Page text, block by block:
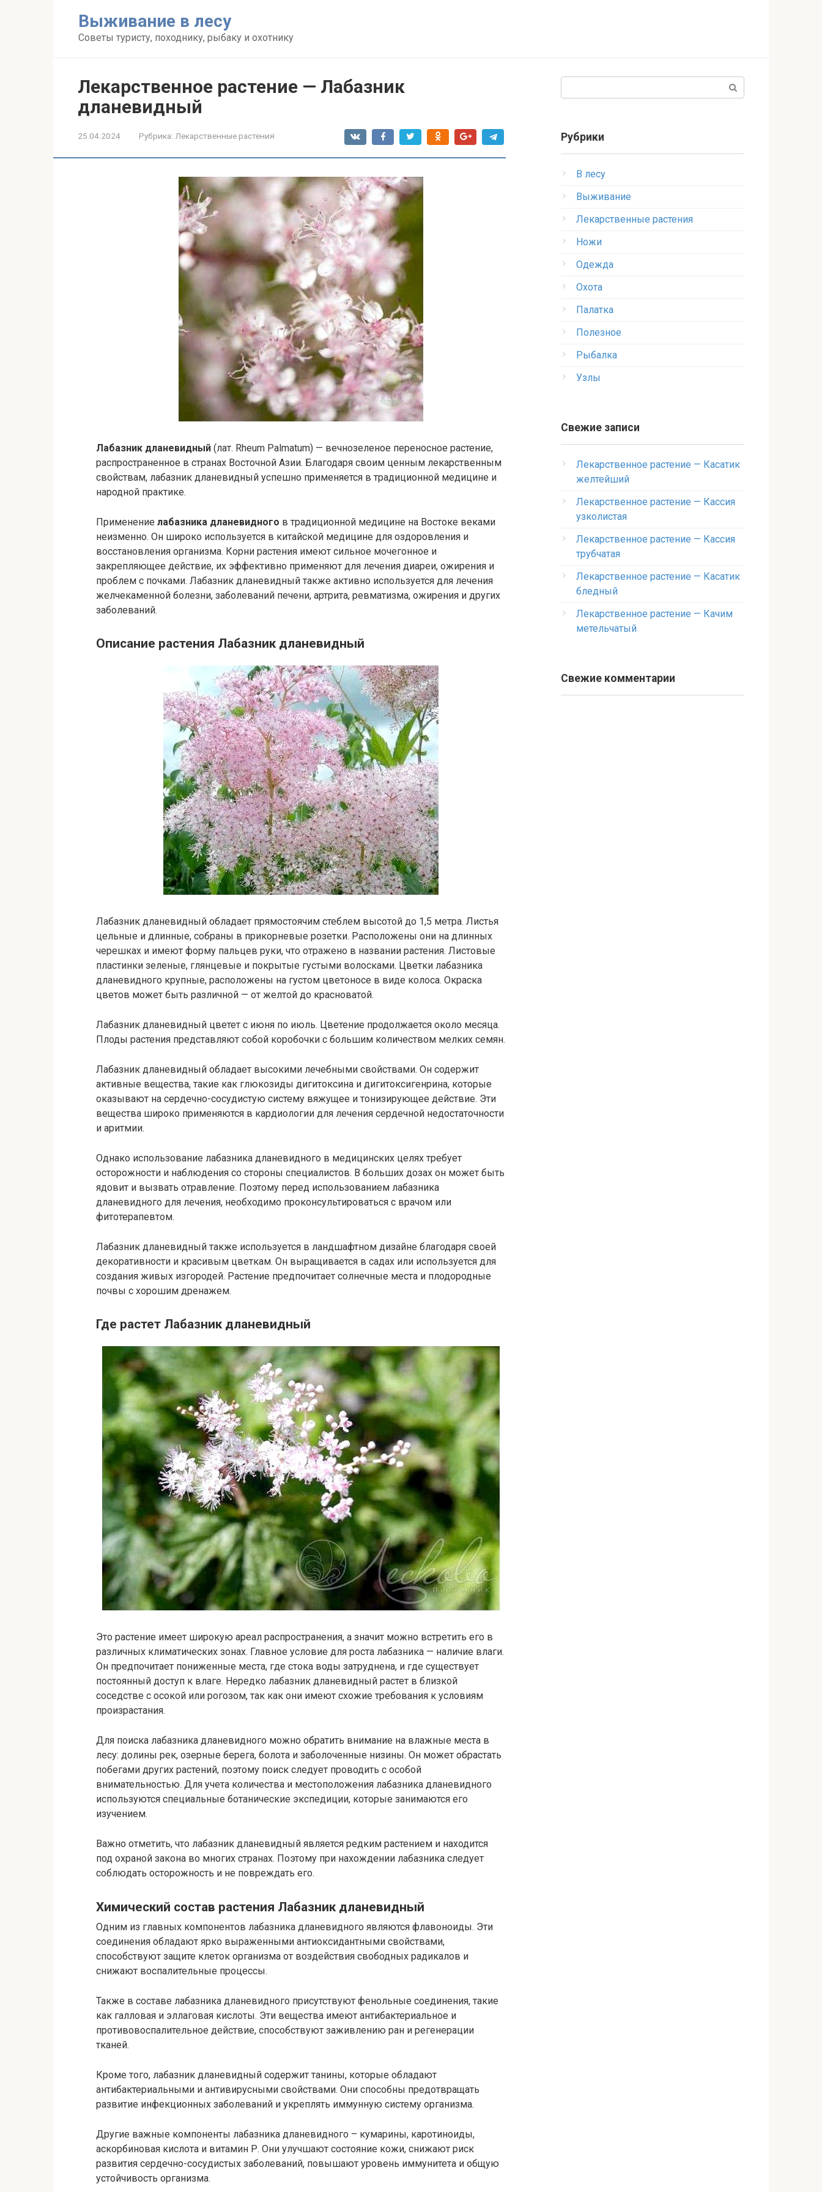
Выживание в лесу
Советы туристу, походнику, рыбаку и охотнику
Лекарственное растение — Лабазник
дланевидный
25.04.2024 Рубрика: Лекарственные растения
Лабазник дланевидный (лат. Rheum Palmatum) — вечнозеленое переносное растение,
распространенное в странах Восточной Азии. Благодаря своим ценным лекарственным
свойствам, лабазник дланевидный успешно применяется в традиционной медицине и
народной практике.
Применение лабазника дланевидного в традиционной медицине на Востоке веками
неизменно. Он широко используется в китайской медицине для оздоровления и
восстановления организма. Корни растения имеют сильное мочегонное и
закрепляющее действие, их эффективно применяют для лечения диареи, ожирения и
проблем с почками. Лабазник дланевидный также активно используется для лечения
желчекаменной болезни, заболеваний печени, артрита, ревматизма, ожирения и других
заболеваний.
Описание растения Лабазник дланевидный
Лабазник дланевидный обладает прямостоячим стеблем высотой до 1,5 метра. Листья
цельные и длинные, собраны в прикорневые розетки. Расположены они на длинных
черешках и имеют форму пальцев руки, что отражено в названии растения. Листовые
пластинки зеленые, глянцевые и покрытые густыми волосками. Цветки лабазника
дланевидного крупные, расположены на густом цветоносе в виде колоса. Окраска
цветов может быть различной — от желтой до красноватой.
Лабазник дланевидный цветет с июня по июль. Цветение продолжается около месяца.
Плоды растения представляют собой коробочки с большим количеством мелких семян.
Лабазник дланевидный обладает высокими лечебными свойствами. Он содержит
активные вещества, такие как глюкозиды дигитоксина и дигитоксигенрина, которые
оказывают на сердечно-сосудистую систему вяжущее и тонизирующее действие. Эти
вещества широко применяются в кардиологии для лечения сердечной недостаточности
и аритмии.
Однако использование лабазника дланевидного в медицинских целях требует
осторожности и наблюдения со стороны специалистов. В больших дозах он может быть
ядовит и вызвать отравление. Поэтому перед использованием лабазника
дланевидного для лечения, необходимо проконсультироваться с врачом или
фитотерапевтом.
Лабазник дланевидный также используется в ландшафтном дизайне благодаря своей
декоративности и красивым цветкам. Он выращивается в садах или используется для
создания живых изгородей. Растение предпочитает солнечные места и плодородные
почвы с хорошим дренажем.
Где растет Лабазник дланевидный
Это растение имеет широкую ареал распространения, а значит можно встретить его в
различных климатических зонах. Главное условие для роста лабазника — наличие влаги.
Он предпочитает пониженные места, где стока воды затруднена, и где существует
постоянный доступ к влаге. Нередко лабазник дланевидный растет в близкой
соседстве с осокой или рогозом, так как они имеют схожие требования к условиям
произрастания.
Для поиска лабазника дланевидного можно обратить внимание на влажные места в
лесу: долины рек, озерные берега, болота и заболоченные низины. Он может обрастать
побегами других растений, поэтому поиск следует проводить с особой
внимательностью. Для учета количества и местоположения лабазника дланевидного
используются специальные ботанические экспедиции, которые занимаются его
изучением.
Важно отметить, что лабазник дланевидный является редким растением и находится
под охраной закона во многих странах. Поэтому при нахождении лабазника следует
соблюдать осторожность и не повреждать его.
Химический состав растения Лабазник дланевидный
Одним из главных компонентов лабазника дланевидного являются флавоноиды. Эти
соединения обладают ярко выраженными антиоксидантными свойствами,
способствуют защите клеток организма от воздействия свободных радикалов и
снижают воспалительные процессы.
Также в составе лабазника дланевидного присутствуют фенольные соединения, такие
как галловая и эллаговая кислоты. Эти вещества имеют антибактериальное и
противовоспалительное действие, способствуют заживлению ран и регенерации
тканей.
Кроме того, лабазник дланевидный содержит танины, которые обладают
антибактериальными и антивирусными свойствами. Они способны предотвращать
развитие инфекционных заболеваний и укреплять иммунную систему организма.
Другие важные компоненты лабазника дланевидного – кумарины, каротиноиды,
аскорбиновая кислота и витамин Р. Они улучшают состояние кожи, снижают риск
развития сердечно-сосудистых заболеваний, повышают уровень иммунитета и общую
устойчивость организма.
Рубрики
В лесу
Выживание
Лекарственные растения
Ножи
Одежда
Охота
Палатка
Полезное
Рыбалка
Узлы
Свежие записи
Лекарственное растение — Касатик
желтейший
Лекарственное растение — Кассия
узколистая
Лекарственное растение — Кассия
трубчатая
Лекарственное растение — Касатик
бледный
Лекарственное растение — Качим
метельчатый
Свежие комментарии